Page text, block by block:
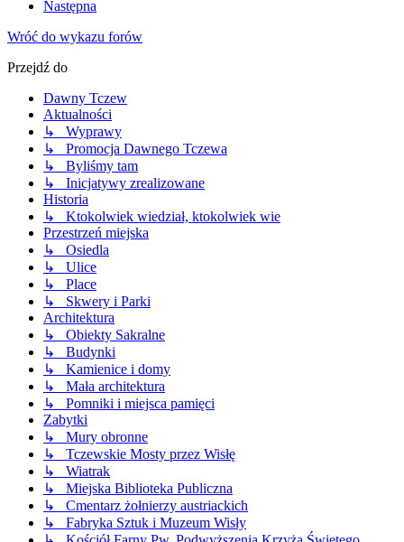
Następna
Wróć do wykazu forów
Przejdź do
Dawny Tczew
Aktualności
↳ Wyprawy
↳ Promocja Dawnego Tczewa
↳ Byliśmy tam
↳ Inicjatywy zrealizowane
Historia
↳ Ktokolwiek wiedział, ktokolwiek wie
Przestrzeń miejska
↳ Osiedla
↳ Ulice
↳ Place
↳ Skwery i Parki
Architektura
↳ Obiekty Sakralne
↳ Budynki
↳ Kamienice i domy
↳ Mała architektura
↳ Pomniki i miejsca pamięci
Zabytki
↳ Mury obronne
↳ Tczewskie Mosty przez Wisłę
↳ Wiatrak
↳ Miejska Biblioteka Publiczna
↳ Cmentarz żołnierzy austriackich
↳ Fabryka Sztuk i Muzeum Wisły